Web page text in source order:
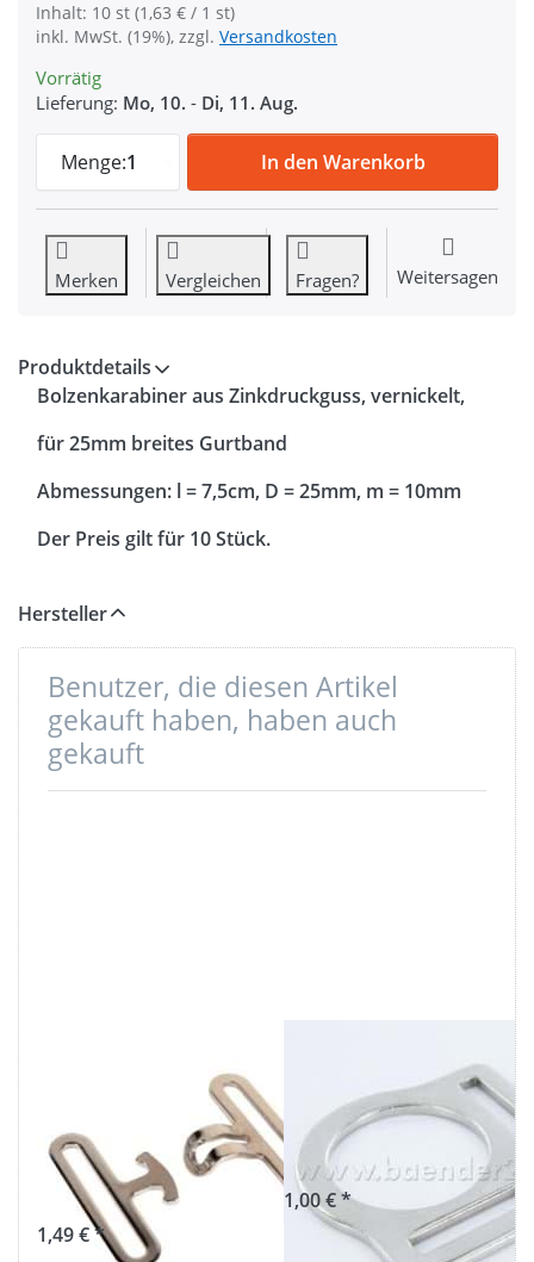
Inhalt: 10 st (1,63 € / 1 st)
inkl. MwSt. (19%), zzgl. Versandkosten
Vorrätig
Lieferung: Mo, 10. - Di, 11. Aug.
Menge:1
Bolzenkarabiner 7,5cm aus
In den Warenkorb
Merken Vergleichen Fragen? Weitersagen
Produktdetails
Bolzenkarabiner aus Zinkdruckguss, vernickelt,
für 25mm breites Gurtband
Abmessungen: l = 7,5cm, D = 25mm, m = 10mm
Der Preis gilt für 10 Stück.
Hersteller
Benutzer, die diesen Artikel
gekauft haben, haben auch
gekauft
50mm breites
Gurtband - 2-
teilig
1,49 € *
Stahl - 25mm
Durchlass - 1
Stück
1,00 € *